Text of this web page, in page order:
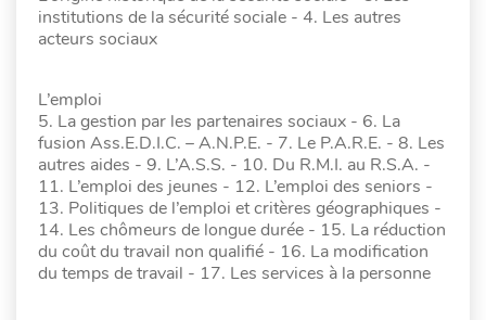
institutions de la sécurité sociale - 4. Les autres
acteurs sociaux
L’emploi
5. La gestion par les partenaires sociaux - 6. La
fusion Ass.E.D.I.C. – A.N.P.E. - 7. Le P.A.R.E. - 8. Les
autres aides - 9. L’A.S.S. - 10. Du R.M.I. au R.S.A. -
11. L’emploi des jeunes - 12. L’emploi des seniors -
13. Politiques de l’emploi et critères géographiques -
14. Les chômeurs de longue durée - 15. La réduction
du coût du travail non qualifié - 16. La modification
du temps de travail - 17. Les services à la personne